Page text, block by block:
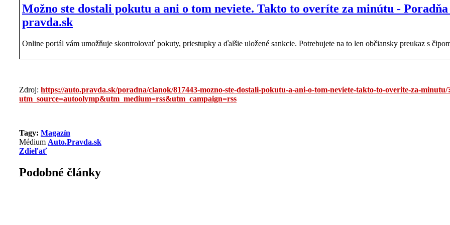
Možno ste dostali pokutu a ani o tom neviete. Takto to overíte za minútu -
pravda.sk
Online portál vám umožňuje skontrolovať pokuty, priestupky a ďalšie uložené sankcie. Potrebujete na to len občiansky preukaz s
Zdroj: https://auto.pravda.sk/poradna/clanok/817443-mozno-ste-dostali-pokutu-a-ani-o-tom-neviete-takto-to-overite-za-minutu/
utm_source=autoolymp&utm_medium=rss&utm_campaign=rss
Tagy: Magazín
Médium Auto.Pravda.sk
Zdieľať
Podobné články